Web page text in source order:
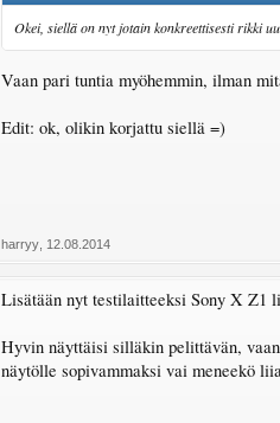
Okei, siellä on nyt jotain konkreettisesti rikki
Vaan pari tuntia myöhemmin, ilman
Edit: ok, olikin korjattu siellä =)
harryy 12.08.2014
Lisätään nyt testilaitteeksi Sony X Z1
Hyvin näyttäisi silläkin pelittävän,
näytölle sopivammaksi vai meneekö